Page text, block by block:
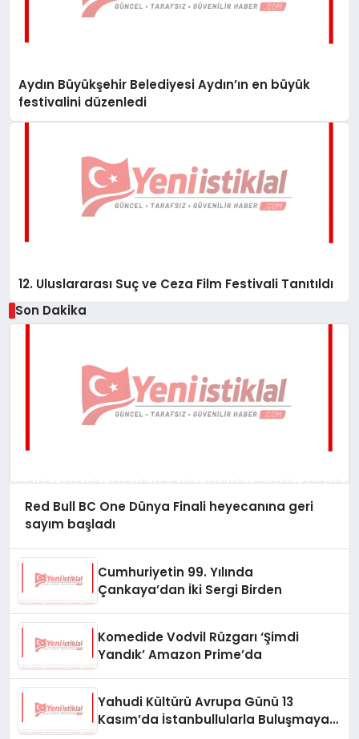
Aydın Büyükşehir Belediyesi Aydın’ın en büyük
festivalini düzenledi
12. Uluslararası Suç ve Ceza Film Festivali Tanıtıldı
Son Dakika
Red Bull BC One Dünya Finali heyecanına geri
sayım başladı
Cumhuriyetin 99. Yılında
Çankaya’dan İki Sergi Birden
Komedide Vodvil Rüzgarı ‘Şimdi
Yandık’ Amazon Prime’da
Yahudi Kültürü Avrupa Günü 13
Kasım’da İstanbullularla Buluşmaya